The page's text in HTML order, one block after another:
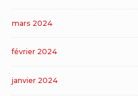
mars 2024
février 2024
janvier 2024